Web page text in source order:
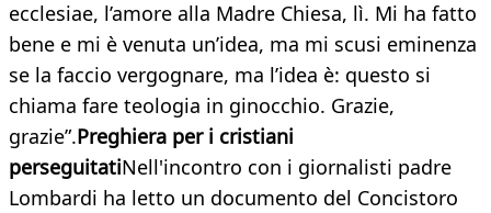
ecclesiae, l’amore alla Madre Chiesa, lì. Mi ha fatto
bene e mi è venuta un’idea, ma mi scusi eminenza
se la faccio vergognare, ma l’idea è: questo si
chiama fare teologia in ginocchio. Grazie,
grazie”.Preghiera per i cristiani
perseguitatiNell'incontro con i giornalisti padre
Lombardi ha letto un documento del Concistoro